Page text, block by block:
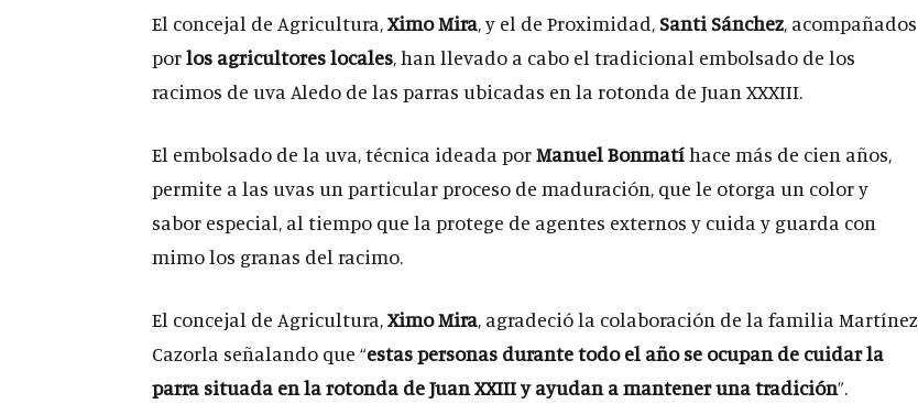
El concejal de Agricultura,Ximo Mira, y el de Proximidad,Santi Sánchez, acompañados
porlos agricultores locales, han llevado a cabo el tradicional embolsado de los
racimos de uva Aledo de las parras ubicadas en la rotonda de Juan XXXIII.
El embolsado de la uva, técnica ideada porManuel Bonmatíhace más de cien años,
permite a las uvas un particular proceso de maduración, que le otorga un color y
sabor especial, al tiempo que la protege de agentes externos y cuida y guarda con
mimo los granas del racimo.
El concejal de Agricultura,Ximo Mira, agradeció la colaboración de la familia Martínez
Cazorla señalando que “estas personas durante todo el año se ocupan de cuidar la
parra situada en la rotonda de Juan XXIII y ayudan a mantener una tradición”.